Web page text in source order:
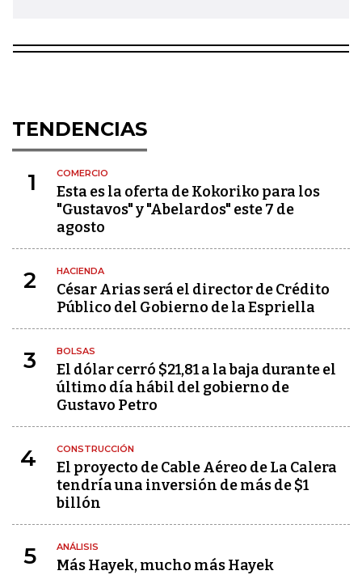
TENDENCIAS
1 COMERCIO
Esta es la oferta de Kokoriko para los
"Gustavos" y "Abelardos" este 7 de
agosto
2 HACIENDA
César Arias será el director de Crédito
Público del Gobierno de la Espriella
3 BOLSAS
El dólar cerró $21,81 a la baja durante el
último día hábil del gobierno de
Gustavo Petro
4 CONSTRUCCIÓN
El proyecto de Cable Aéreo de La Calera
tendría una inversión de más de $1
billón
5 ANÁLISIS
Más Hayek, mucho más Hayek